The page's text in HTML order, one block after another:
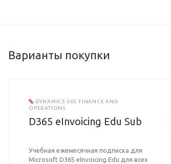
Варианты покупки
DYNAMICS 365 FINANCE AND
OPERATIONS
D365 eInvoicing Edu Sub
Учебная ежемесячная подписка для
Microsoft D365 eInvoicing Edu для всех